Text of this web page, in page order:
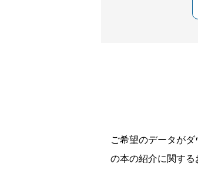
ご希望のデータが
の本の紹介に関する